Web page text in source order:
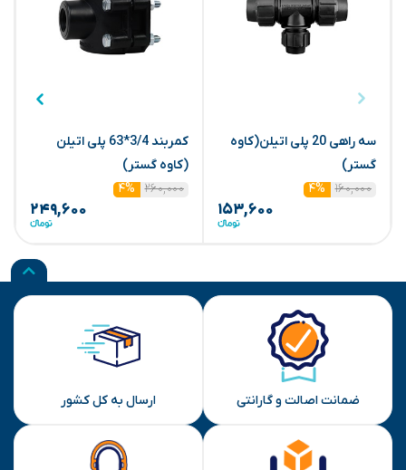
سه راهی 20 پلی اتیلن(کاوه
گستر)
۱۶۰,۰۰۰
۴%
۱۵۳,۶۰۰
کمربند 3/4*63 پلی اتیلن
(کاوه گستر)
۲۶۰,۰۰۰
۴%
۲۴۹,۶۰۰
ضمانت اصالت و گارانتی ارسال به کل کشور